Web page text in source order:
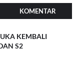
KOMENTAR
KEMBALI
S2